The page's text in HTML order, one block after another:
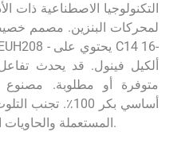
التكنولوجيا الاصطناعية ذات
لمحركات البنزين. مصمم
أساسي بكر 100٪.
المستعملة والحاويات الفارغة حسب اللوائح المحلية.